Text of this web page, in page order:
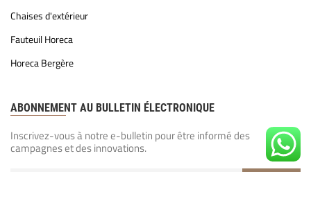
Chaises d'extérieur
Fauteuil Horeca
Horeca Bergère
ABONNEMENT AU BULLETIN ÉLECTRONIQUE
Inscrivez-vous à notre e-bulletin pour être informé des
campagnes et des innovations.